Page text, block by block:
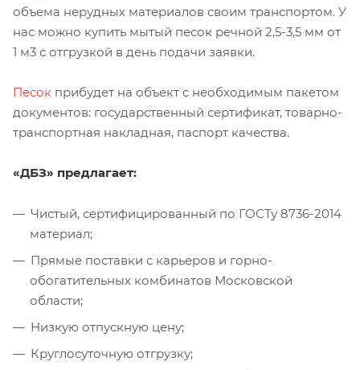
объема нерудных материалов своим транспортом. У
нас можно купить мытый песок речной 2,5-3,5 мм от
1 м3 с отгрузкой в день подачи заявки.
Песок прибудет на объект с необходимым пакетом
документов: государственный сертификат, товарно-
транспортная накладная, паспорт качества.
«ДБЗ» предлагает:
Чистый, сертифицированный по ГОСТу 8736-2014
материал;
Прямые поставки с карьеров и горно-
обогатительных комбинатов Московской
области;
Низкую отпускную цену;
Круглосуточную отгрузку;